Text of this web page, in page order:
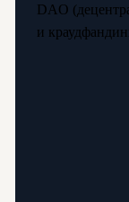
DAO
и